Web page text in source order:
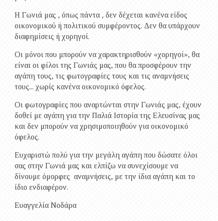
Η Γωνιά μας , όπως πάντα , δεν δέχεται κανένα είδος
οικονομικού ή πολιτικού συμφέροντος. Δεν θα υπάρχουν
διαφημίσεις ή χορηγοί.
Οι μόνοι που μπορούν να χαρακτηρισθούν «χορηγοί», θα
είναι οι φίλοι της Γωνιάς μας, που θα προσφέρουν την
αγάπη τους, τις φωτογραφίες τους και τις αναμνήσεις
τους... χωρίς κανένα οικονομικό όφελος.
Οι φωτογραφίες που αναρτώνται στην Γωνιάς μας, έχουν
δοθεί με αγάπη για την Παλιά Ιστορία της Ελευσίνας μας
και δεν μπορούν να χρησιμοποιηθούν για οικονομικό
όφελος.
Ευχαριστώ πολύ για την μεγάλη αγάπη που δώσατε όλοι
σας στην Γωνιά μας και ελπίζω να συνεχίσουμε να
δίνουμε όμορφες αναμνήσεις, με την ίδια αγάπη και το
ίδιο ενδιαφέρον.
Ευαγγελία Νοδάρα